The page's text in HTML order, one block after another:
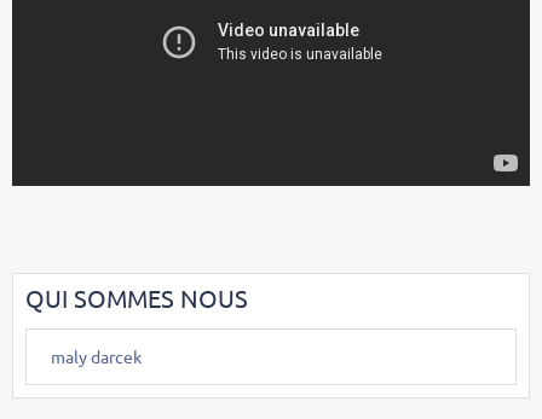
QUI SOMMES NOUS
maly darcek